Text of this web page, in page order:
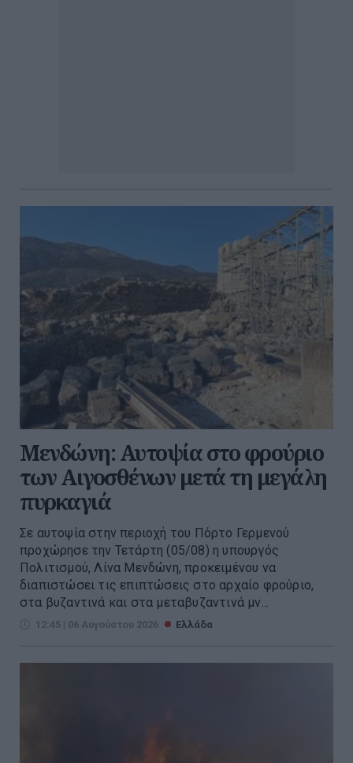
Μενδώνη: Αυτοψία στο φρούριο
των Αιγοσθένων μετά τη μεγάλη
πυρκαγιά
Σε αυτοψία στην περιοχή του Πόρτο Γερμενού
προχώρησε την Τετάρτη (05/08) η υπουργός
Πολιτισμού, Λίνα Μενδώνη, προκειμένου να
διαπιστώσει τις επιπτώσεις στο αρχαίο φρούριο,
στα βυζαντινά και στα μεταβυζαντινά μν...
12:45 | 06 Αυγούστου 2026 Ελλάδα